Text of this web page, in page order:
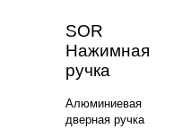
SOR
Нажимная
ручка
Алюминиевая
дверная ручка